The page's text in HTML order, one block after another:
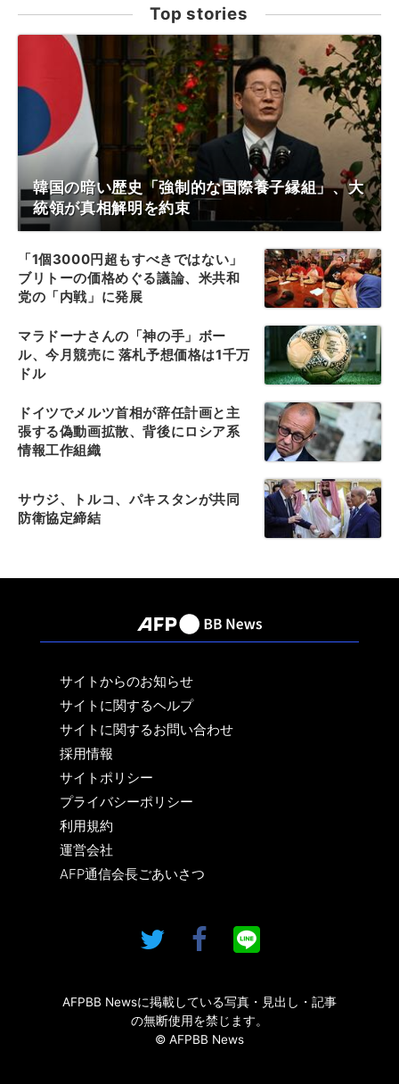
Top stories
韓国の暗い歴史「強制的な国際養子縁組」、大
統領が真相解明を約束
「1個3000円超もすべきではない」
ブリトーの価格めぐる議論、米共和
党の「内戦」に発展
マラドーナさんの「神の手」ボー
ル、今月競売に 落札予想価格は1千万
ドル
ドイツでメルツ首相が辞任計画と主
張する偽動画拡散、背後にロシア系
情報工作組織
サウジ、トルコ、パキスタンが共同
防衛協定締結
サイトからのお知らせ
サイトに関するヘルプ
サイトに関するお問い合わせ
採用情報
サイトポリシー
プライバシーポリシー
利用規約
運営会社
AFP通信会長ごあいさつ
AFPBB Newsに掲載している写真・見出し・記事
の無断使用を禁じます。
© AFPBB News